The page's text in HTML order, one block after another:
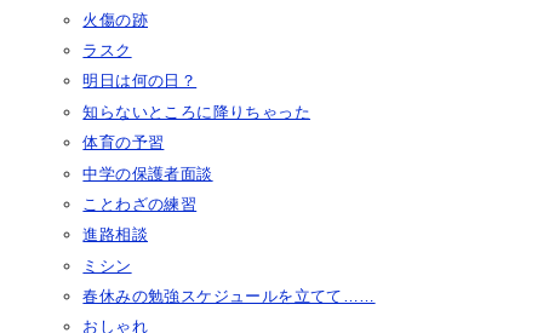
火傷の跡
ラスク
明日は何の日？
知らないところに降りちゃった
体育の予習
中学の保護者面談
ことわざの練習
進路相談
ミシン
春休みの勉強スケジュールを立てて……
おしゃれ